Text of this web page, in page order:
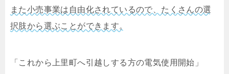
また小売事業は自由化されているので、たくさんの選
択肢から選ぶことができます。
「これから上里町へ引越しする方の電気使用開始」